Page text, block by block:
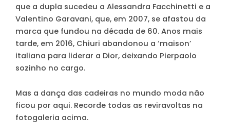
que a dupla sucedeu a Alessandra Facchinetti e a
Valentino Garavani, que, em 2007, se afastou da
marca que fundou na década de 60. Anos mais
tarde, em 2016, Chiuri abandonou a ‘maison’
italiana para liderar a Dior, deixando Pierpaolo
sozinho no cargo.
Mas a dança das cadeiras no mundo moda não
ficou por aqui. Recorde todas as reviravoltas na
fotogaleria acima.